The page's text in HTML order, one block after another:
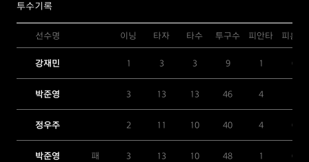
투수기록
선수명 이닝 타자 타수 투구수 피안타 피홈런
강재민 1 3 3 9 1 0
박준영 3 13 13 46 4
정우주 2 11 10 40 4 0
박준영 패 3 13 10 48 1 0